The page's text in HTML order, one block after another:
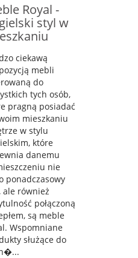
Royal -
styl w
ciekawą
mebli
do
tych osób,
pragną posiadać
mieszkaniu
w stylu
które
danemu
nie
ponadczasowy
ale również
połączoną
są meble
Wspomniane
służące do